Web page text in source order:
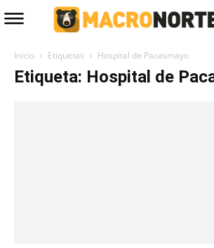
Inicio Etiquetas Hospital de Pacasmayo
Etiqueta: Hospital de